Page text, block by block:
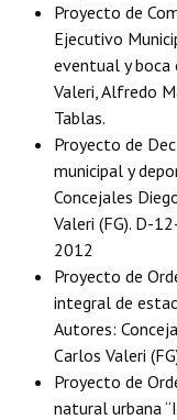
Carta Orgánica 2007
Reglamento Interno
Digesto
Organigrama
DOCUMENTOS
Proyectos
Dictámenes
Actas de Sesión
Proyecto de
Ejecutivo
eventual y boca
Valeri, Alfredo
Tablas.
Proyecto de
municipal y
Concejales
Valeri (FG). D-
2012
Proyecto de
integral de
Autores:
Carlos Valeri
Proyecto de
natural urbana